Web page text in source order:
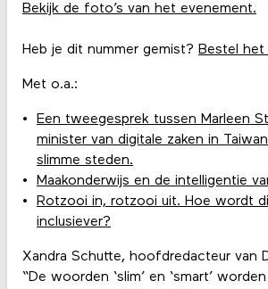
Bekijk de foto’s van het evenement.
Heb je dit nummer gemist? Bestel het
Met o.a.:
Een tweegesprek tussen Marleen
minister van digitale zaken in
slimme steden.
Maakonderwijs en de intelligentie
Rotzooi in, rotzooi uit. Hoe wordt
inclusiever?
Xandra Schutte, hoofdredacteur van
“De woorden ‘slim’ en ‘smart’